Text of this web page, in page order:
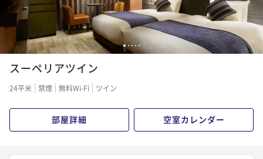
ポイントアップ
【連泊割】2連泊以上でお得にステイ＜朝食付＞
ポイントアップ
シンプルステイ＜朝食付＞
朝食付き 現地決済可 事前決済可
ポイント即利用で
2名 ¥ 27,881 ~
12345
スーペリアツイン
24平米 禁煙 無料Wi-Fi ツイン
部屋詳細 空室カレンダー